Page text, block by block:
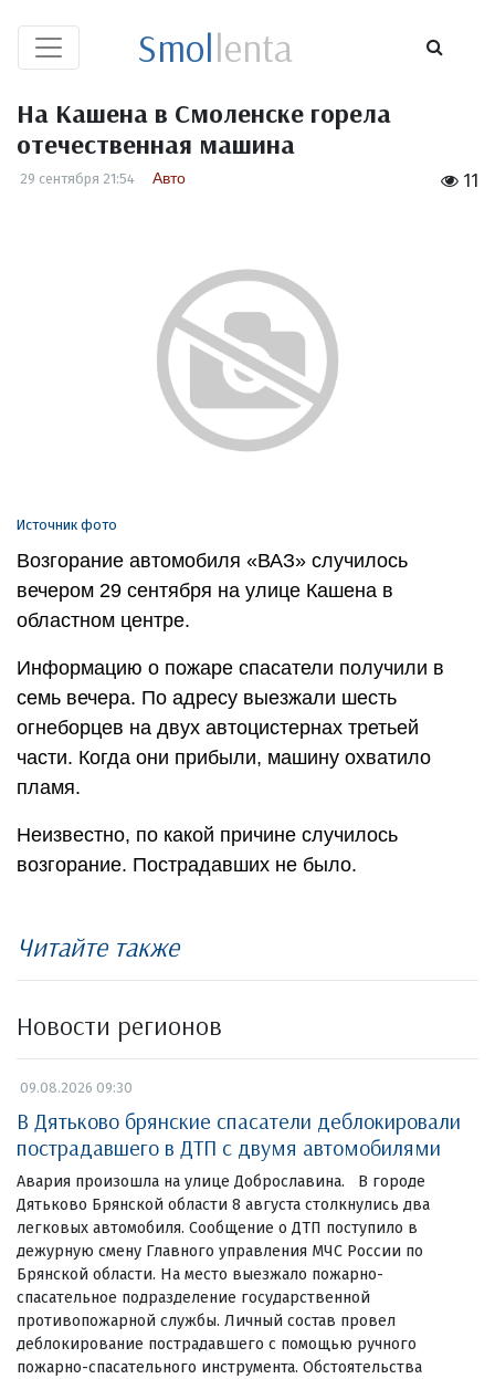
Smollenta
На Кашена в Смоленске горела
отечественная машина
11
29 сентября 21:54 Авто
Источник фото
Возгорание автомобиля «ВАЗ» случилось
вечером 29 сентября на улице Кашена в
областном центре.
Информацию о пожаре спасатели получили в
семь вечера. По адресу выезжали шесть
огнеборцев на двух автоцистернах третьей
части. Когда они прибыли, машину охватило
пламя.
Неизвестно, по какой причине случилось
возгорание. Пострадавших не было.
Читайте также
Новости регионов
09.08.2026 09:30
В Дятьково брянские спасатели деблокировали
пострадавшего в ДТП с двумя автомобилями
Авария произошла на улице Доброславина. В городе
Дятьково Брянской области 8 августа столкнулись два
легковых автомобиля. Сообщение о ДТП поступило в
дежурную смену Главного управления МЧС России по
Брянской области. На место выезжало пожарно-
спасательное подразделение государственной
противопожарной службы. Личный состав провел
деблокирование пострадавшего с помощью ручного
пожарно-спасательного инструмента. Обстоятельства